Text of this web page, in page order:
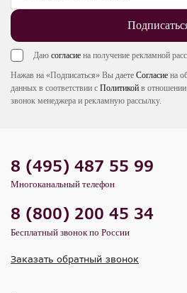
Даю согласие на получение рекламной
Нажав на «Подписаться» Вы даете Согласие на
данных в соответствии с Политикой в
звонок менеджера и рекламную рассылку.
8 (495) 487 55 99
Многоканальный телефон
8 (800) 200 45 34
Бесплатный звонок по России
Заказать обратный звонок